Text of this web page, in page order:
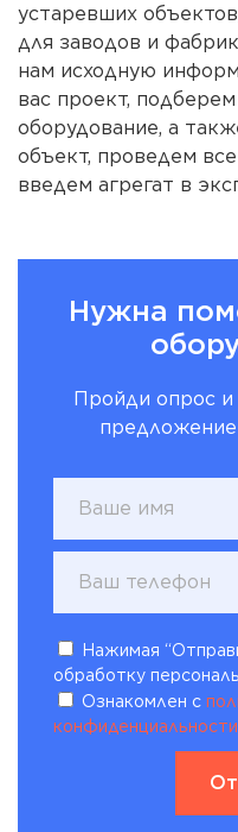
устаревших
для заводов и
нам исходную
вас проект,
оборудование, а
объект, проведем
введем агрегат в
Нужна
Пройди опрос и
предложение
Нажимая
обработку
Ознакомлен с
конфиденциальности